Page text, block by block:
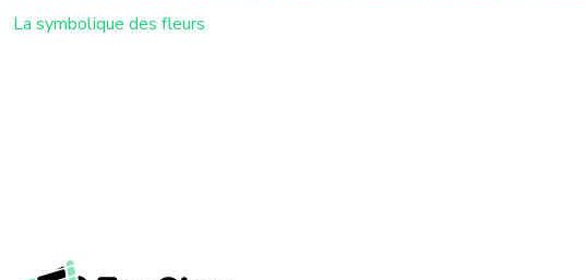
La symbolique des fleurs